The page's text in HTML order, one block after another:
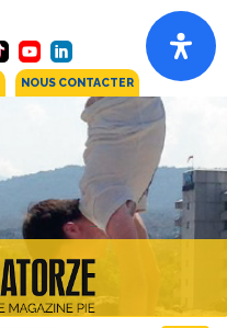
NOUS CONTACTER